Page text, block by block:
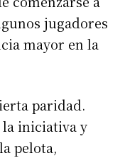
jugadores
mayor en la
paridad.
la iniciativa y
pelota,